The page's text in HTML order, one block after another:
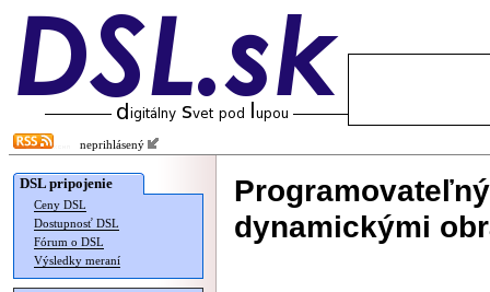
neprihlásený
DSL pripojenie
Ceny DSL
Dostupnosť DSL
Fórum o DSL
Výsledky meraní
dynamickými